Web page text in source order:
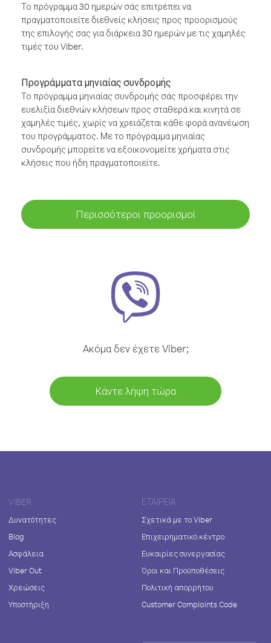
Το πρόγραμμα 30 ημερών σάς επιτρέπει να
πραγματοποιείτε διεθνείς κλήσεις προς προορισμούς
της επιλογής σας για διάρκεια 30 ημερών με τις χαμηλές
τιμές του Viber.
Προγράμματα μηνιαίας συνδρομής
Το πρόγραμμα μηνιαίας συνδρομής σάς προσφέρει την
ευελιξία διεθνών κλήσεων προς σταθερά και κινητά σε
χαμηλές τιμές, χωρίς να χρειάζεται κάθε φορά ανανέωση
του προγράμματος. Με το πρόγραμμα μηνιαίας
συνδρομής μπορείτε να εξοικονομείτε χρήματα στις
κλήσεις που ήδη πραγματοποιείτε.
Περισσότεροι προορισμοί
Ακόμα δεν έχετε Viber;
Κάντε λήψη τώρα
VIBER
Δυνατότητες
Blog
Ασφάλεια
Viber Out
Χρεώσεις
Υποστήριξη
ΕΤΑΙΡΕΊΑ
Σχετικά με το Viber
Επιχειρηματικό κέντρο
Ευκαιρίες συνεργασίας
Όροι και Προϋποθέσεις
Πολιτική απορρήτου
Customer Complaints Code